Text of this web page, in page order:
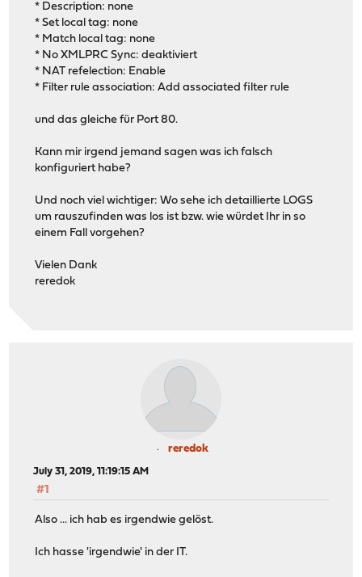
* Description: none
* Set local tag: none
* Match local tag: none
* No XMLPRC Sync: deaktiviert
* NAT refelection: Enable
* Filter rule association: Add associated filter rule
und das gleiche für Port 80.
Kann mir irgend jemand sagen was ich falsch
konfiguriert habe?
Und noch viel wichtiger: Wo sehe ich detaillierte LOGS
um rauszufinden was los ist bzw. wie würdet Ihr in so
einem Fall vorgehen?
Vielen Dank
reredok
reredok
July 31, 2019, 11:19:15 AM
#1
Also ... ich hab es irgendwie gelöst.
Ich hasse 'irgendwie' in der IT.